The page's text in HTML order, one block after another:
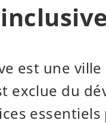
est une
exclue du